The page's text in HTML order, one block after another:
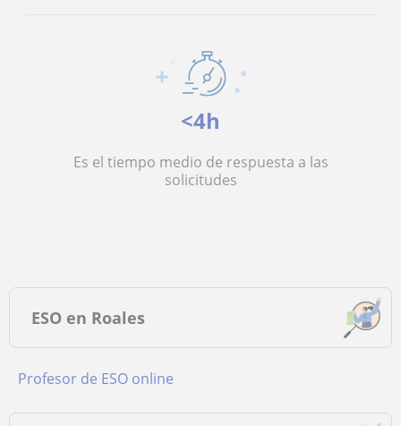
<4h
Es el tiempo medio de respuesta a las
solicitudes
ESO en Roales
Profesor de ESO online